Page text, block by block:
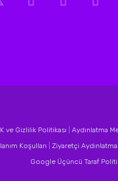
ve Gizlilik Politikası Aydınlatma
Koşulları Ziyaretçi
Google Üçüncü Taraf